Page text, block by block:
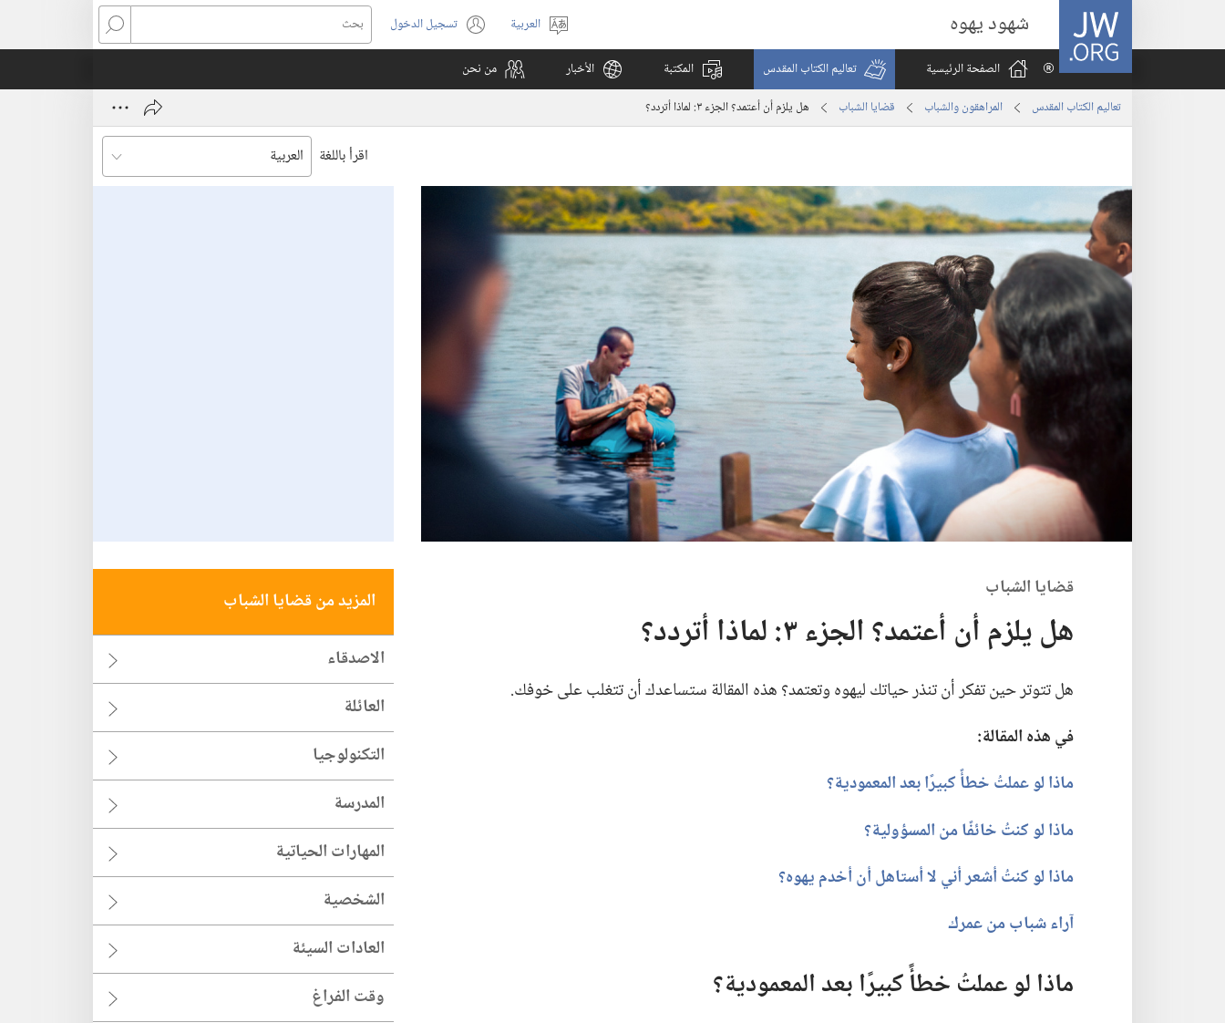
JW.ORG شهود يهوه
اختر
اللغة
العربية تسجيل الدخول
(يفتح
نافذة
بحث
الصفحة الرئيسية
تعاليم الكتاب المقدس المكتبة الأخبار من نحن
تعاليم الكتاب المقدس المراهقون والشباب قضايا الشباب هل يلزم أن أعتمد؟‏ الجزء ٣:‏ لماذا أتردد؟‏
اقرأ باللغة
قضايا الشباب
هل يلزم أن أعتمد؟‏ الجزء ٣:‏ لماذا أتردد؟‏
هل تتوتر حين تفكر أن تنذر حياتك ليهوه وتعتمد؟‏ هذه المقالة ستساعدك أن تتغلب على خوفك.‏
في هذه المقالة:‏
ماذا لو عملتُ خطأً كبيرًا بعد المعمودية؟‏
ماذا لو كنتُ خائفًا من المسؤولية؟‏
ماذا لو كنتُ أشعر أني لا أستاهل أن أخدم يهوه؟‏
آراء شباب من عمرك
ماذا لو عملتُ خطأً كبيرًا بعد المعمودية؟‏
المزيد من قضايا الشباب
الاصدقاء
العائلة
التكنولوجيا
المدرسة
المهارات الحياتية
الشخصية
العادات السيئة
وقت الفراغ